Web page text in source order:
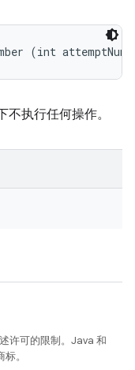
(int
执行任何操作。
许可的限制。Java 和
。